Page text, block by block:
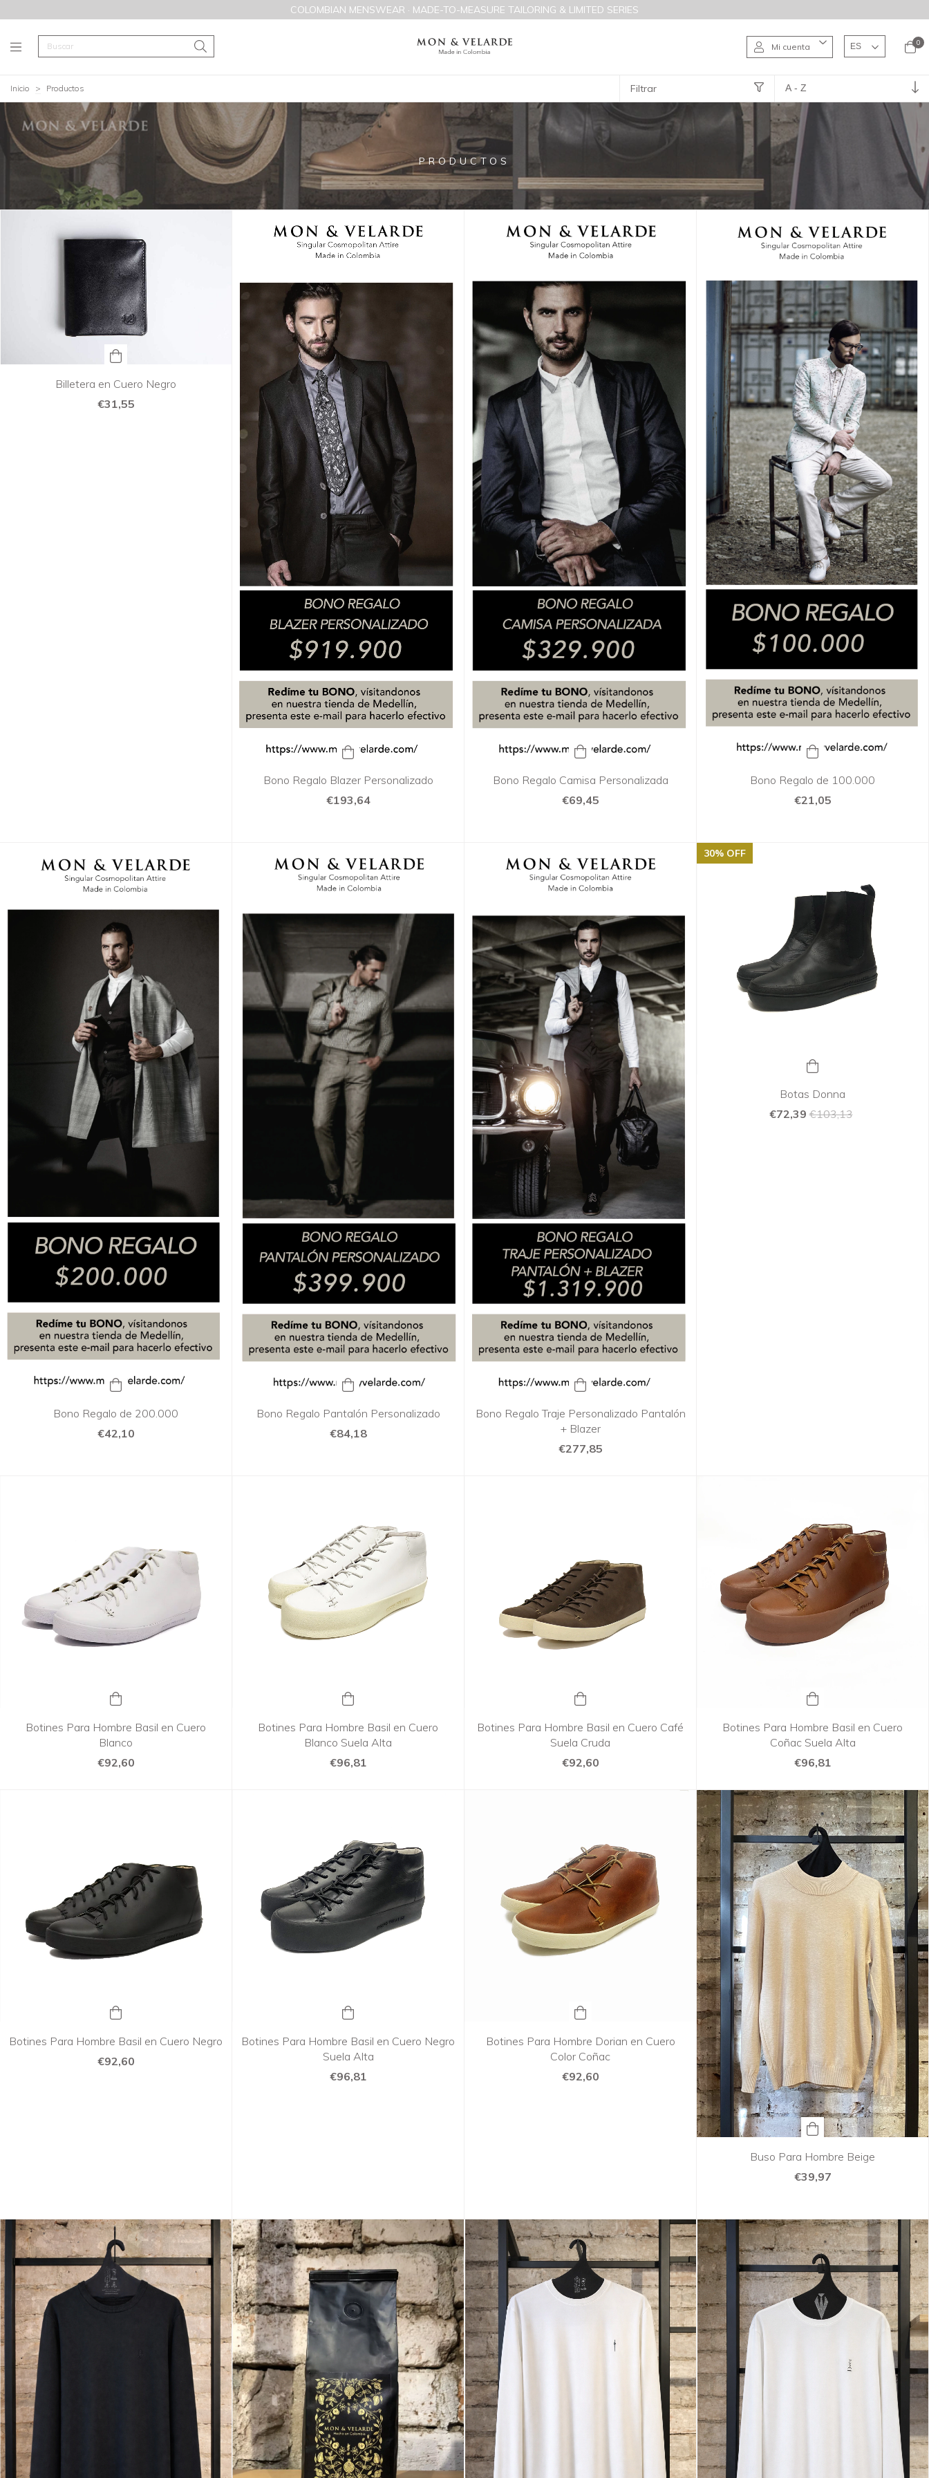
COLOMBIAN MENSWEAR · MADE-TO-MEASURE TAILORING & LIMITED SERIES
Mi cuenta 0
Inicio > Productos Filtrar
> Productos
PRODUCTOS
Billetera en Cuero Negro
€31,55
Bono Regalo Blazer Personalizado
€193,64
Bono Regalo Camisa Personalizada
€69,45
Bono Regalo de 100.000
€21,05
Bono Regalo de 200.000
€42,10
Bono Regalo Pantalón Personalizado
€84,18
Bono Regalo Traje Personalizado Pantalón
+ Blazer
€277,85
30% OFF
Botas Donna
€72,39€103,13
Botines Para Hombre Basil en Cuero
Blanco
€92,60
Botines Para Hombre Basil en Cuero
Blanco Suela Alta
€96,81
Botines Para Hombre Basil en Cuero Café
Suela Cruda
€92,60
Botines Para Hombre Basil en Cuero
Coñac Suela Alta
€96,81
Botines Para Hombre Basil en Cuero Negro
€92,60
Botines Para Hombre Basil en Cuero Negro
Suela Alta
€96,81
Botines Para Hombre Dorian en Cuero
Color Coñac
€92,60
Buso Para Hombre Beige
€39,97